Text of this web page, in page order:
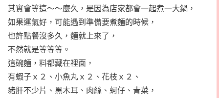
其實會等這～～麼久，是因為店家都會一起煮一大鍋，
如果運氣好，可能遇到準備要煮麵的時候，
也許點餐沒多久，麵就上來了，
不然就是等等等。
這碗麵，料都藏在裡面，
有蝦子ｘ２、小魚丸ｘ２、花枝ｘ２、
豬肝不少片、黑木耳、肉絲、蚵仔、青菜，